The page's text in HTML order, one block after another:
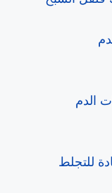
الدم
للتجلط